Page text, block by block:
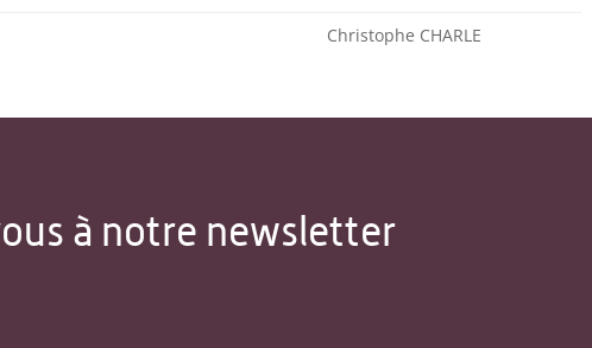
Christophe CHARLE
à notre newsletter